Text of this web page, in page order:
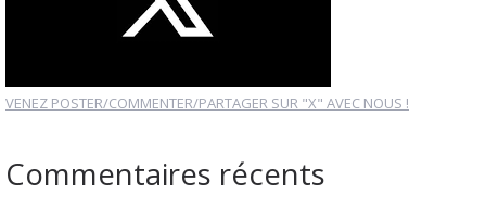
VENEZ POSTER/COMMENTER/PARTAGER SUR "X" AVEC NOUS !
Commentaires récents